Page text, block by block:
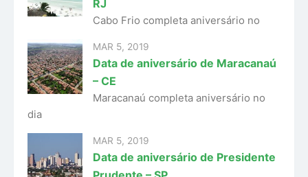
RJ
Cabo Frio completa aniversário no
MAR 5, 2019
Data de aniversário de Maracanaú
– CE
Maracanaú completa aniversário no
dia
MAR 5, 2019
Data de aniversário de Presidente